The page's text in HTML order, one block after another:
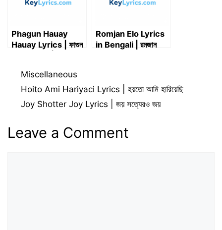
Phagun Hauay
Hauay Lyrics | ফাগুন
পূর্ণিমা সন্ধ্যায়
Romjan Elo Lyrics
in Bengali | রমজান
Categories
Miscellaneous
Hoito Ami Hariyaci Lyrics | হয়তো আমি হারিয়েছি
Joy Shotter Joy Lyrics | জয় সত্যেরও জয়
Leave a Comment